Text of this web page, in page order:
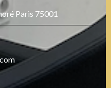
Paris 75001